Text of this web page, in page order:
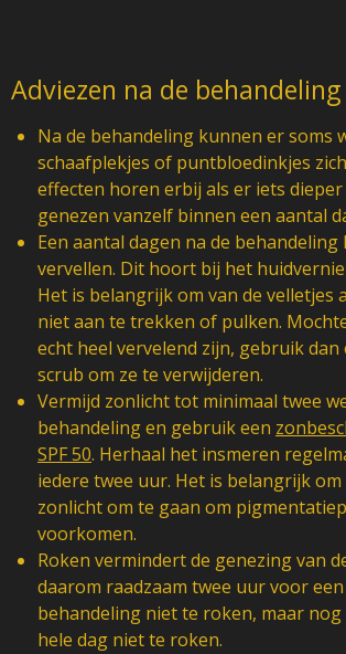
Adviezen na de behandeling
Na de behandeling kunnen er soms
schaafplekjes of puntbloedinkjes
effecten horen erbij als er iets
genezen vanzelf binnen een aantal
Een aantal dagen na de
vervellen. Dit hoort bij het
Het is belangrijk om van de velletjes
niet aan te trekken of pulken.
echt heel vervelend zijn, gebruik dan
scrub om ze te verwijderen.
Vermijd zonlicht tot minimaal twee
behandeling en gebruik een
SPF 50. Herhaal het insmeren
iedere twee uur. Het is belangrijk
zonlicht om te gaan om
voorkomen.
Roken vermindert de genezing van
daarom raadzaam twee uur voor
behandeling niet te roken, maar nog
hele dag niet te roken.